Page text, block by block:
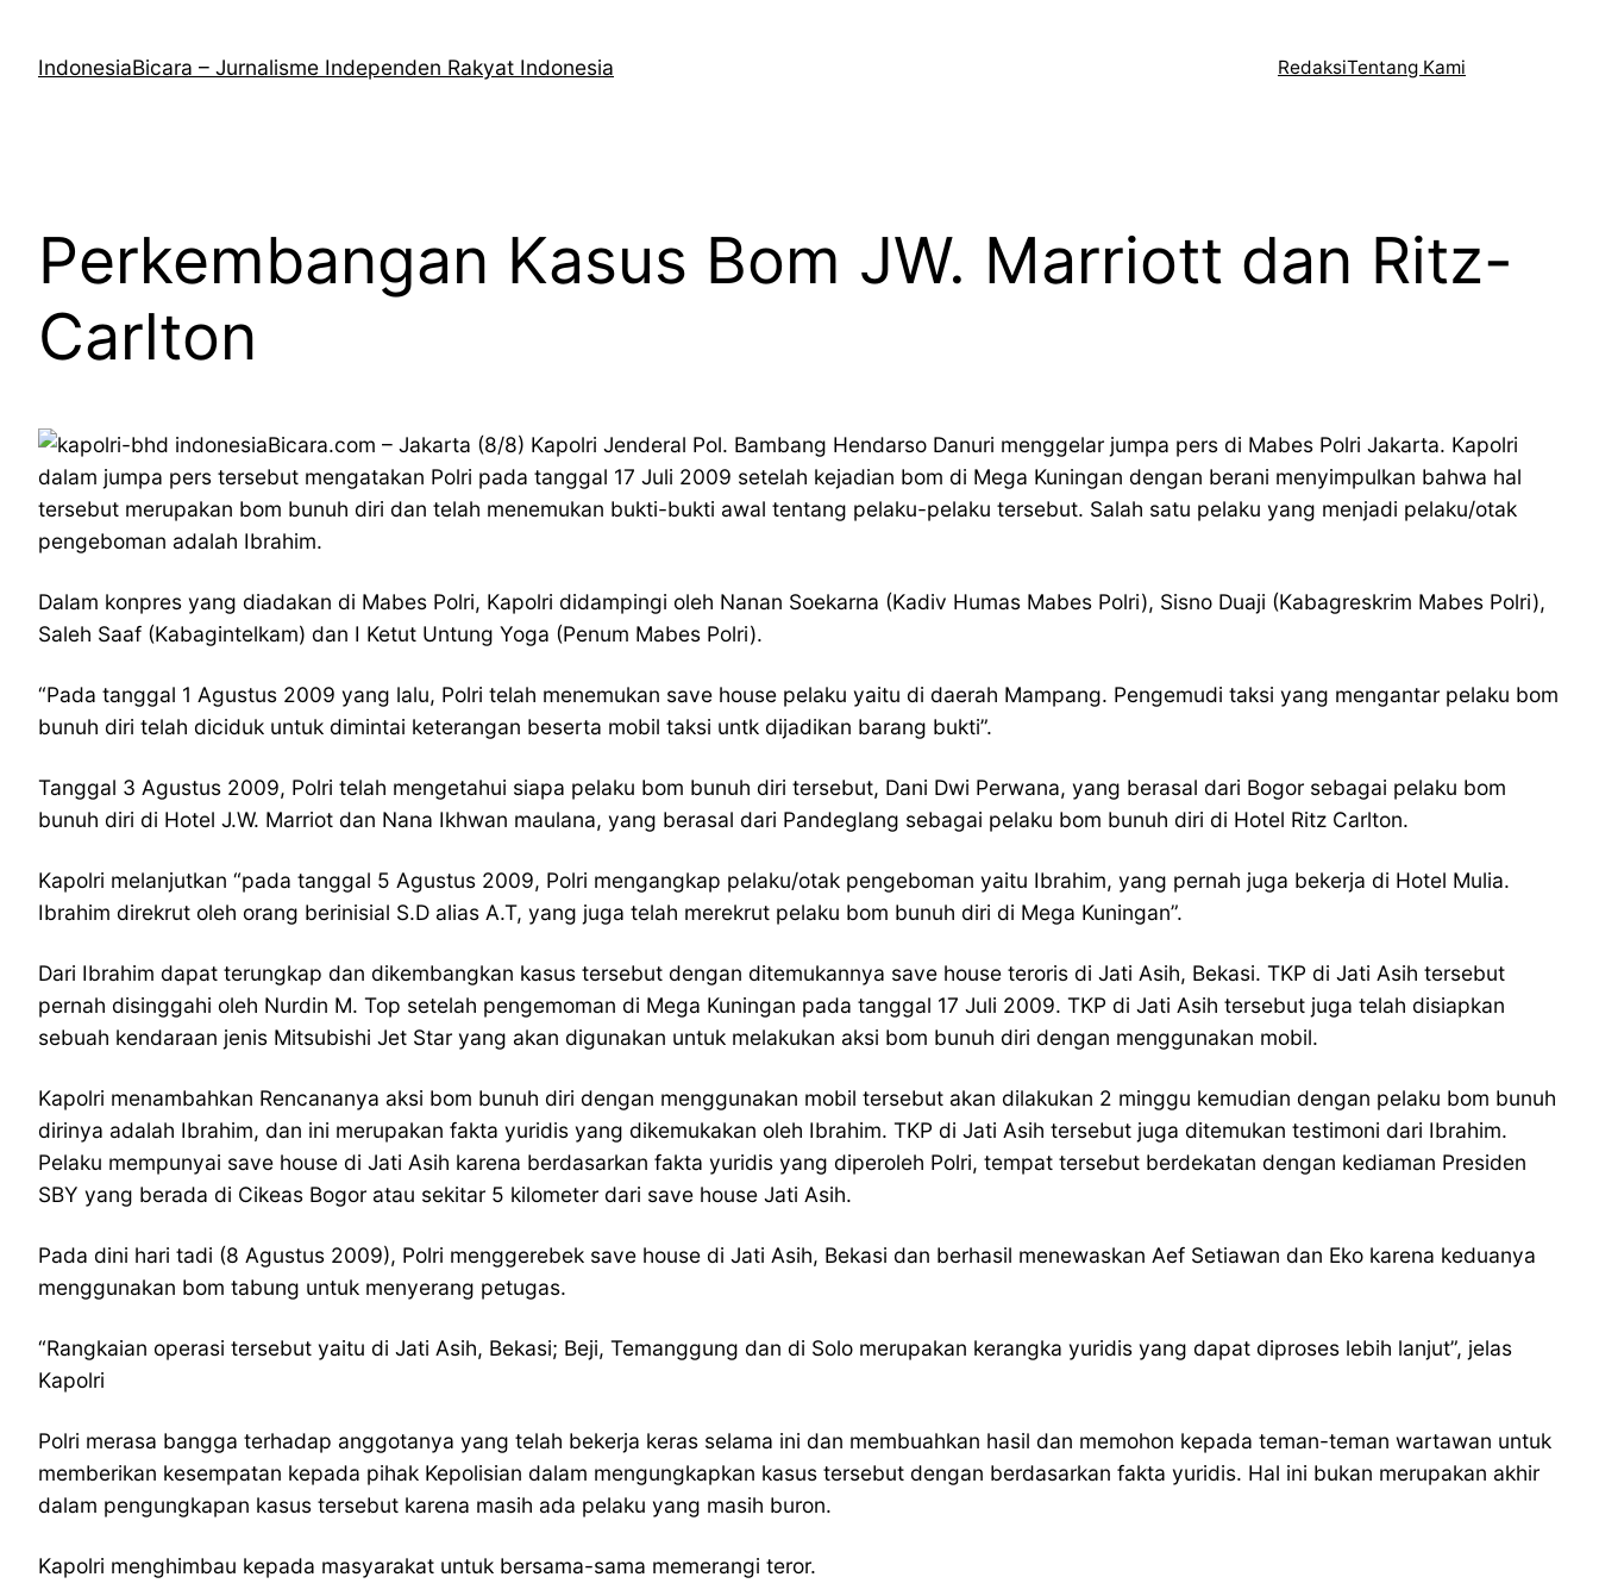
kontenIndonesiaBicara – Jurnalisme Independen Rakyat Indonesia RedaksiTentang Kami
Perkembangan Kasus Bom JW. Marriott dan Ritz-
Carlton
indonesiaBicara.com – Jakarta (8/8) Kapolri Jenderal Pol. Bambang Hendarso Danuri menggelar jumpa pers di Mabes Polri Jakarta. Kapolri
dalam jumpa pers tersebut mengatakan Polri pada tanggal 17 Juli 2009 setelah kejadian bom di Mega Kuningan dengan berani menyimpulkan bahwa hal
tersebut merupakan bom bunuh diri dan telah menemukan bukti-bukti awal tentang pelaku-pelaku tersebut. Salah satu pelaku yang menjadi pelaku/otak
pengeboman adalah Ibrahim.
Dalam konpres yang diadakan di Mabes Polri, Kapolri didampingi oleh Nanan Soekarna (Kadiv Humas Mabes Polri), Sisno Duaji (Kabagreskrim Mabes Polri),
Saleh Saaf (Kabagintelkam) dan I Ketut Untung Yoga (Penum Mabes Polri).
“Pada tanggal 1 Agustus 2009 yang lalu, Polri telah menemukan save house pelaku yaitu di daerah Mampang. Pengemudi taksi yang mengantar pelaku bom
bunuh diri telah diciduk untuk dimintai keterangan beserta mobil taksi untk dijadikan barang bukti”.
Tanggal 3 Agustus 2009, Polri telah mengetahui siapa pelaku bom bunuh diri tersebut, Dani Dwi Perwana, yang berasal dari Bogor sebagai pelaku bom
bunuh diri di Hotel J.W. Marriot dan Nana Ikhwan maulana, yang berasal dari Pandeglang sebagai pelaku bom bunuh diri di Hotel Ritz Carlton.
Kapolri melanjutkan “pada tanggal 5 Agustus 2009, Polri mengangkap pelaku/otak pengeboman yaitu Ibrahim, yang pernah juga bekerja di Hotel Mulia.
Ibrahim direkrut oleh orang berinisial S.D alias A.T, yang juga telah merekrut pelaku bom bunuh diri di Mega Kuningan”.
Dari Ibrahim dapat terungkap dan dikembangkan kasus tersebut dengan ditemukannya save house teroris di Jati Asih, Bekasi. TKP di Jati Asih tersebut
pernah disinggahi oleh Nurdin M. Top setelah pengemoman di Mega Kuningan pada tanggal 17 Juli 2009. TKP di Jati Asih tersebut juga telah disiapkan
sebuah kendaraan jenis Mitsubishi Jet Star yang akan digunakan untuk melakukan aksi bom bunuh diri dengan menggunakan mobil.
Kapolri menambahkan Rencananya aksi bom bunuh diri dengan menggunakan mobil tersebut akan dilakukan 2 minggu kemudian dengan pelaku bom bunuh
dirinya adalah Ibrahim, dan ini merupakan fakta yuridis yang dikemukakan oleh Ibrahim. TKP di Jati Asih tersebut juga ditemukan testimoni dari Ibrahim.
Pelaku mempunyai save house di Jati Asih karena berdasarkan fakta yuridis yang diperoleh Polri, tempat tersebut berdekatan dengan kediaman Presiden
SBY yang berada di Cikeas Bogor atau sekitar 5 kilometer dari save house Jati Asih.
Pada dini hari tadi (8 Agustus 2009), Polri menggerebek save house di Jati Asih, Bekasi dan berhasil menewaskan Aef Setiawan dan Eko karena keduanya
menggunakan bom tabung untuk menyerang petugas.
“Rangkaian operasi tersebut yaitu di Jati Asih, Bekasi; Beji, Temanggung dan di Solo merupakan kerangka yuridis yang dapat diproses lebih lanjut”, jelas
Kapolri
Polri merasa bangga terhadap anggotanya yang telah bekerja keras selama ini dan membuahkan hasil dan memohon kepada teman-teman wartawan untuk
memberikan kesempatan kepada pihak Kepolisian dalam mengungkapkan kasus tersebut dengan berdasarkan fakta yuridis. Hal ini bukan merupakan akhir
dalam pengungkapan kasus tersebut karena masih ada pelaku yang masih buron.
Kapolri menghimbau kepada masyarakat untuk bersama-sama memerangi teror.